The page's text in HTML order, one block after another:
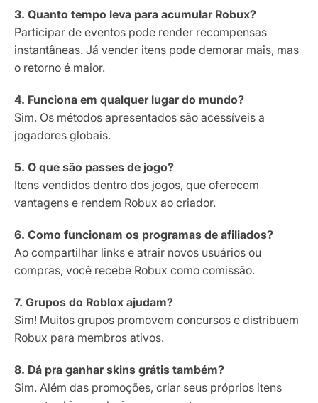
3. Quanto tempo leva para acumular Robux?
Participar de eventos pode render recompensas
instantâneas. Já vender itens pode demorar mais, mas
o retorno é maior.
4. Funciona em qualquer lugar do mundo?
Sim. Os métodos apresentados são acessíveis a
jogadores globais.
5. O que são passes de jogo?
Itens vendidos dentro dos jogos, que oferecem
vantagens e rendem Robux ao criador.
6. Como funcionam os programas de afiliados?
Ao compartilhar links e atrair novos usuários ou
compras, você recebe Robux como comissão.
7. Grupos do Roblox ajudam?
Sim! Muitos grupos promovem concursos e distribuem
Robux para membros ativos.
8. Dá pra ganhar skins grátis também?
Sim. Além das promoções, criar seus próprios itens